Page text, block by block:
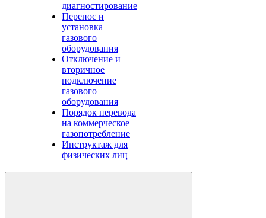
диагностирование
Перенос и
установка
газового
оборудования
Отключение и
вторичное
подключение
газового
оборудования
Порядок перевода
на коммерческое
газопотребление
Инструктаж для
физических лиц